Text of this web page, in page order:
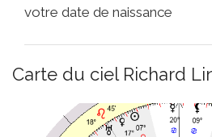
votre date de naissance
Carte du ciel Richard